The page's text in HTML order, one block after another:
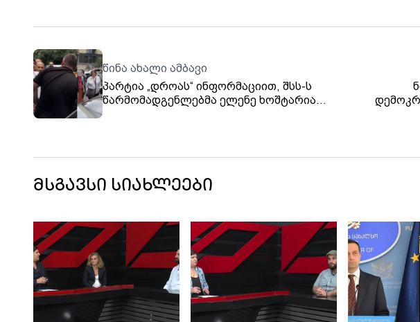
წინა ახალი ამბავი
პარტია „დროას“ ინფორმაციით, შსს-ს
წარმომადგენლებმა ელენე ხოშტარია
მსგავსი სიახლეები